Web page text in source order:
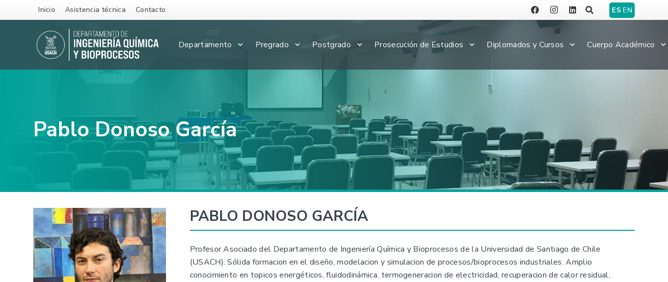
Inicio Asistencia técnica Contacto ES EN
Departamento Pregrado Postgrado Prosecución de Estudios Diplomados y Cursos Cuerpo Académico
Pablo Donoso García
PABLO DONOSO GARCÍA
Profesor Asociado del Departamento de Ingeniería Química y Bioprocesos de la Universidad de Santiago de Chile
(USACH). Sólida formacion en el diseño, modelacion y simulacion de procesos/bioprocesos industriales. Amplio
conocimiento en topicos energéticos, fluidodinámica, termogeneracion de electricidad, recuperacion de calor residual,